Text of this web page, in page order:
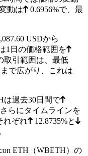
動は 0.6956%で、最
USDから
1日の価格範囲を
取引範囲は、最低
で広がり、これは
は過去30日間で
らにタイムラインを
れぞれ
12.8735%と
ETH（WBETH）の